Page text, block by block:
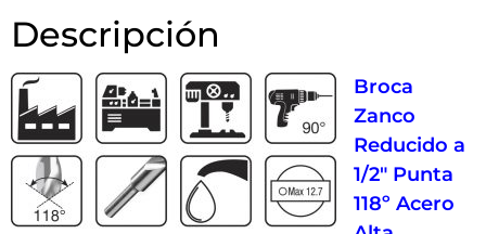
Descripción
Broca
Zanco
Reducido a
1/2″ Punta
118º Acero